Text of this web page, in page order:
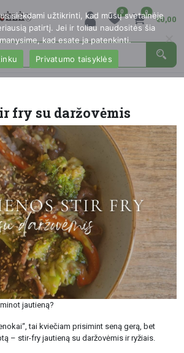
0 0
€0,00
fry su daržovėmis
jautieną?
tai kviečiam prisimint seną gerą, bet
– stir-fry jautieną su daržovėmis ir ryžiais.
siekdami užtikrinti, kad mūsų svetainėje
patirtį. Jei ir toliau naudositės šia
kad esate ja patenkinti.
Privatumo taisyklės